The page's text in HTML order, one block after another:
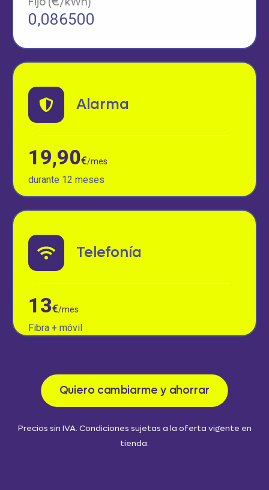
0,086500
Alarma
19,90€/mes
durante 12 meses
Telefonía
13€/mes
Fibra + móvil
Quiero cambiarme y ahorrar
Precios sin IVA. Condiciones sujetas a la oferta vigente en
tienda.